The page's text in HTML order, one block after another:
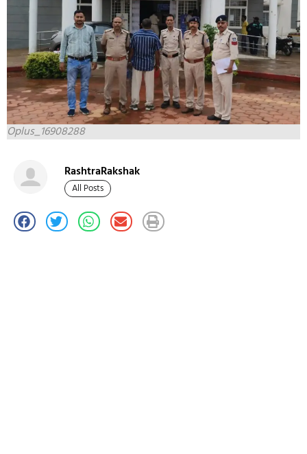
Oplus_16908288
RashtraRakshak
All Posts